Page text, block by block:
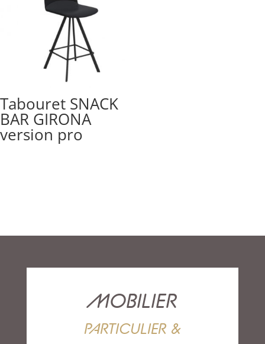
Tabouret SNACK
BAR GIRONA
version pro
MOBILIER
PARTICULIER &